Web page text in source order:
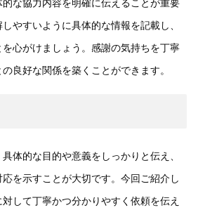
な協力内容を明確に伝えることが重要
やすいように具体的な情報を記載し、
心がけましょう。感謝の気持ちを丁寧
良好な関係を築くことができます。
体的な目的や意義をしっかりと伝え、
を示すことが大切です。今回ご紹介し
して丁寧かつ分かりやすく依頼を伝え